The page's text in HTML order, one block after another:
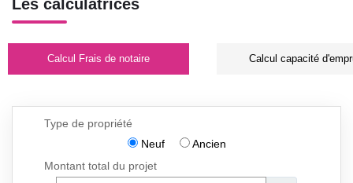
Les calculatrices
Calcul Frais de notaire Calcul capacité